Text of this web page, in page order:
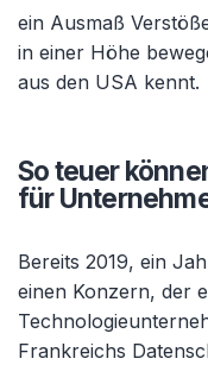
ein Ausmaß
in einer Höhe
aus den USA kennt.
So teuer
für
Bereits 2019, ein
einen Konzern, der
Frankreichs